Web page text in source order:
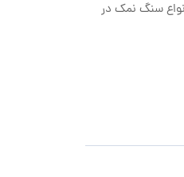
سنگ نمک در